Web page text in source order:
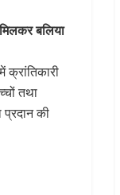
बलिया
तथा
की